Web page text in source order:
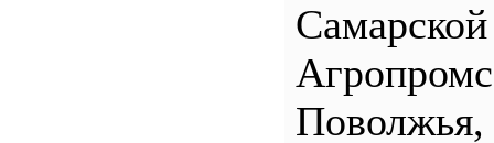
Поволжья,